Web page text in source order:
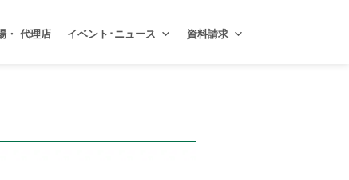
・ 代理店 イベント･ニュース 資料請求